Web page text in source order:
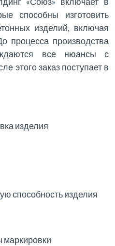
способны изготовить
изделий, включая
процесса производства
все нюансы с
этого заказ поступает в
изделия
способность изделия
маркировки